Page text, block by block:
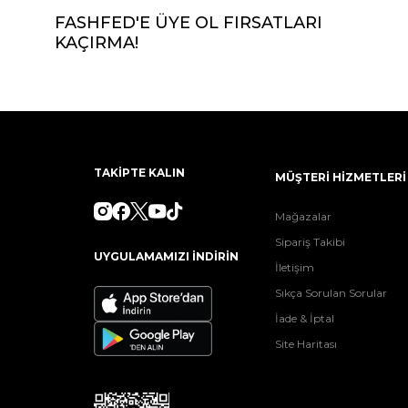
FASHFED'E ÜYE OL FIRSATLARI
KAÇIRMA!
TAKİPTE KALIN
UYGULAMAMIZI İNDİRİN
MÜŞTERİ HİZMETLERİ
Mağazalar
Sipariş Takibi
İletişim
Sıkça Sorulan Sorular
İade & İptal
Site Haritası